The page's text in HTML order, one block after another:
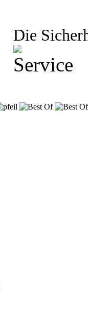
Die